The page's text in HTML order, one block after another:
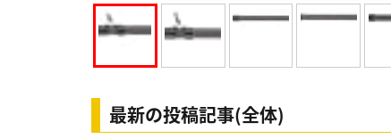
最新の投稿記事(全体)